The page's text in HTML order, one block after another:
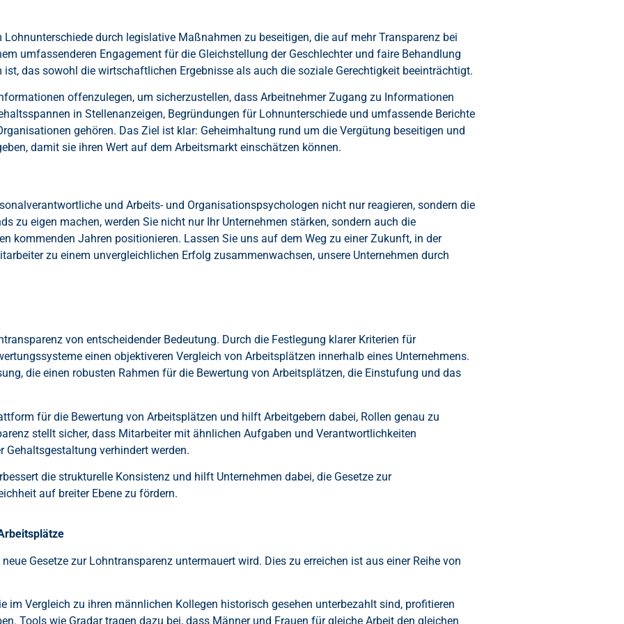
durch legislative Maßnahmen zu beseitigen, die auf mehr Transparenz bei
umfassenderen Engagement für die Gleichstellung der Geschlechter und faire Behandlung
das sowohl die wirtschaftlichen Ergebnisse als auch die soziale Gerechtigkeit beeinträchtigt.
offenzulegen, um sicherzustellen, dass Arbeitnehmer Zugang zu Informationen
in Stellenanzeigen, Begründungen für Lohnunterschiede und umfassende Berichte
gehören. Das Ziel ist klar: Geheimhaltung rund um die Vergütung beseitigen und
damit sie ihren Wert auf dem Arbeitsmarkt einschätzen können.
und Arbeits- und Organisationspsychologen nicht nur reagieren, sondern die
zu eigen machen, werden Sie nicht nur Ihr Unternehmen stärken, sondern auch die
kommenden Jahren positionieren. Lassen Sie uns auf dem Weg zu einer Zukunft, in der
zu einem unvergleichlichen Erfolg zusammenwachsen, unsere Unternehmen durch
von entscheidender Bedeutung. Durch die Festlegung klarer Kriterien für
einen objektiveren Vergleich von Arbeitsplätzen innerhalb eines Unternehmens.
die einen robusten Rahmen für die Bewertung von Arbeitsplätzen, die Einstufung und das
für die Bewertung von Arbeitsplätzen und hilft Arbeitgebern dabei, Rollen genau zu
stellt sicher, dass Mitarbeiter mit ähnlichen Aufgaben und Verantwortlichkeiten
Gehaltsgestaltung verhindert werden.
die strukturelle Konsistenz und hilft Unternehmen dabei, die Gesetze zur
auf breiter Ebene zu fördern.
Gesetze zur Lohntransparenz untermauert wird. Dies zu erreichen ist aus einer Reihe von
im Vergleich zu ihren männlichen Kollegen historisch gesehen unterbezahlt sind, profitieren
Tools wie Gradar tragen dazu bei, dass Männer und Frauen für gleiche Arbeit den gleichen